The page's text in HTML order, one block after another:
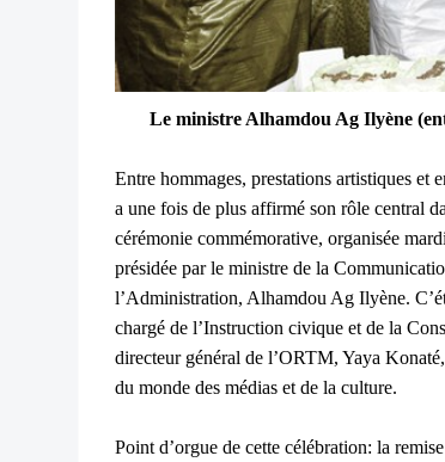
Le ministre Alhamdou Ag Ilyène
Entre hommages, prestations artistiques et
a une fois de plus affirmé son rôle central
cérémonie commémorative, organisée
présidée par le ministre de la
l’Administration, Alhamdou Ag Ilyène.
chargé de l’Instruction civique et de la
directeur général de l’ORTM, Yaya
du monde des médias et de la culture.
Point d’orgue de cette célébration: la